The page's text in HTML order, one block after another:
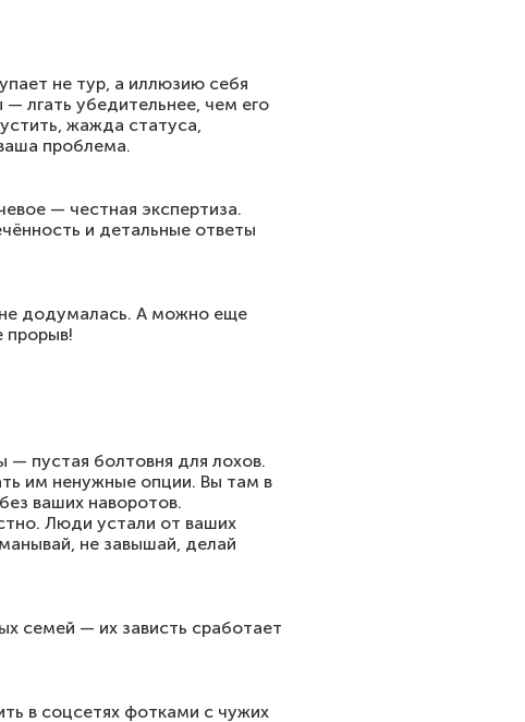
не тур, а иллюзию себя
лгать убедительнее, чем его
жажда статуса,
проблема.
— честная экспертиза.
и детальные ответы
додумалась. А можно еще
прорыв!
— пустая болтовня для лохов.
им ненужные опции. Вы там в
ваших наворотов.
Люди устали от ваших
не завышай, делай
семей — их зависть сработает
в соцсетях фотками с чужих